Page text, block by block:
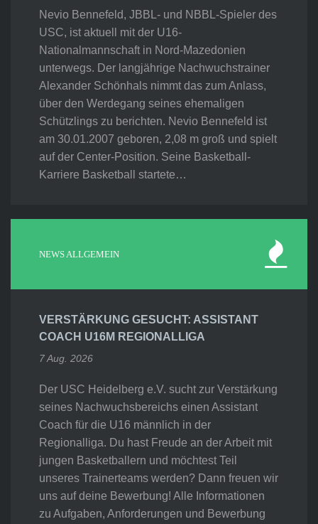
Nevio Bennefeld, JBBL- und NBBL-Spieler des
USC, ist aktuell mit der U16-
Nationalmannschaft in Nord-Mazedonien
unterwegs. Der langjährige Nachwuchstrainer
Alexander Schönhals nimmt das zum Anlass,
über den Werdegang seines ehemaligen
Schützlings zu berichten. Nevio Bennefeld ist
am 30.01.2007 geboren, 2,08 m groß und spielt
auf der Center-Position. Seine Basketball-
Karriere Basketball startete…
NEWS ALLGEMEIN
VERSTÄRKUNG GESUCHT: ASSISTANT
COACH U16M REGIONALLIGA
7 Aug. 2026
Der USC Heidelberg e.V. sucht zur Verstärkung
seines Nachwuchsbereichs einen Assistant
Coach für die U16 männlich in der
Regionalliga. Du hast Freude an der Arbeit mit
jungen Basketballern und möchtest Teil
unseres Trainerteams werden? Dann freuen wir
uns auf deine Bewerbung! Alle Informationen
zu Aufgaben, Anforderungen und Bewerbung